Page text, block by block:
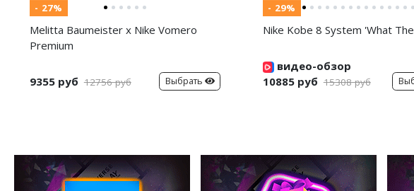
- 27%
Melitta Baumeister x Nike Vomero
Premium
9355 руб 12756 руб Выбрать
- 29%
Nike Kobe 8 System 'What
видео-обзор
10885 руб 15308 руб